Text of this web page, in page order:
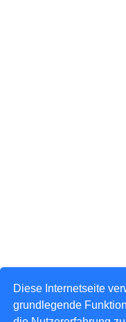
Diese Internetseite
grundlegende